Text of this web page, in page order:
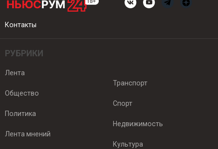
Контакты
РУБРИКИ
Лента
Общество
Политика
Лента мнений
Транспорт
Спорт
Недвижимость
Культура